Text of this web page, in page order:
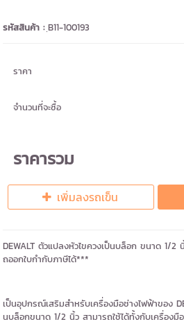
รหัสสินค้า :ฺB11-100193
ราคา
จำนวนที่จะซื้อ
ราคารวม
เพิ่มลงรถเข็น
DEWALT ตัวแปลงหัวไขควงเป็นบล็อก ขนาด 1/2
ถออกใบกำกับภาษีได้***
เป็นอุปกรณ์เสริมสำหรับเครื่องมือช่างไฟฟ้าของ
นบล็อกขนาด 1/2 นิ้ว สามารถใช้ได้ทั้งกับเครื่องมื